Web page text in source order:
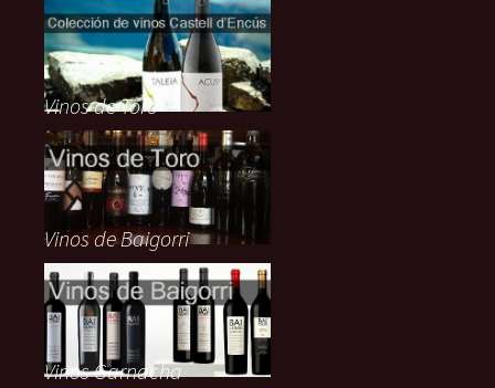
Vinos de Toro
Vinos de Baigorri
Vinos Garnacha